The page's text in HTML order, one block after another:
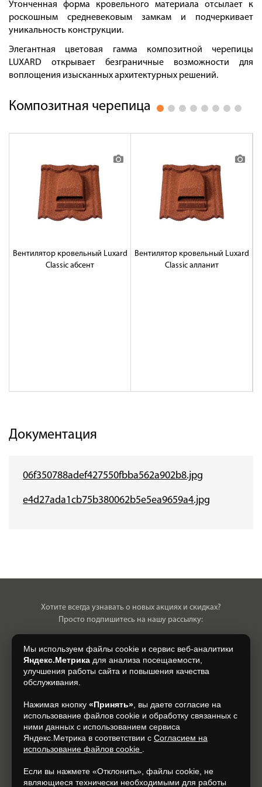
Оплата
Доставка
Сотрудничество
Галерея объектов
Утонченная форма кровельного материала отсылает к
роскошным средневековым замкам и подчеркивает
уникальность конструкции.
Элегантная цветовая гамма композитной черепицы
LUXARD открывает безграничные возможности для
воплощения изысканных архитектурных решений.
Композитная черепица
Вентилятор кровельный Luxard
Classic абсент
Вентилятор кровельный Luxard
Classic алланит
Документация
06f350788adef427550fbba562a902b8.jpg
e4d27ada1cb75b380062b5e5ea9659a4.jpg
Хотите всегда узнавать о новых акциях и скидках?
Просто подпишитесь на нашу рассылку:
Нажимая на кнопку, я даю свое согласие на обработку моих
персональных данных, на условиях и для целей, определенных в
Подписаться
+7 (930) 305-85-90
Мы используем файлы cookie и сервис веб-аналитики
Яндекс.Метрика для анализа посещаемости,
улучшения работы сайта и повышения качества
обслуживания.
Нажимая кнопку «Принять» , вы даете согласие на
использование файлов cookie и обработку связанных с
ними данных с использованием сервиса
Яндекс.Метрика в соответствии с Согласием на
использование файлов cookie
Если вы нажмете «Отклонить», файлы cookie, не
являющиеся технически необходимыми для работы